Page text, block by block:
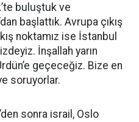
buluştuk ve
başlattık. Avrupa çıkış
noktamız ise İstanbul
İnşallah yarın
geçeceğiz. Bize en
soruyorlar.
sonra israil, Oslo